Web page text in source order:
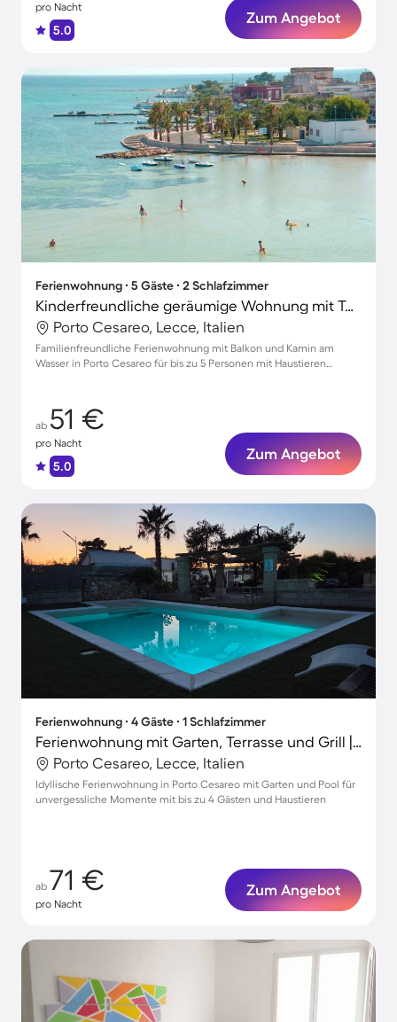
pro Nacht
5.0
Zum Angebot
Ferienwohnung ∙ 5 Gäste ∙ 2 Schlafzimmer
Kinderfreundliche geräumige Wohnung mit Terrasse | Nah am Strand | Hunde erlaubt
Porto Cesareo, Lecce, Italien
Familienfreundliche Ferienwohnung mit Balkon und Kamin am
Wasser in Porto Cesareo für bis zu 5 Personen mit Haustieren
ab 51 €
pro Nacht
5.0
Zum Angebot
Ferienwohnung ∙ 4 Gäste ∙ 1 Schlafzimmer
Ferienwohnung mit Garten, Terrasse und Grill | Gartenblick
Porto Cesareo, Lecce, Italien
Idyllische Ferienwohnung in Porto Cesareo mit Garten und Pool für
unvergessliche Momente mit bis zu 4 Gästen und Haustieren
ab 71 €
pro Nacht
Zum Angebot